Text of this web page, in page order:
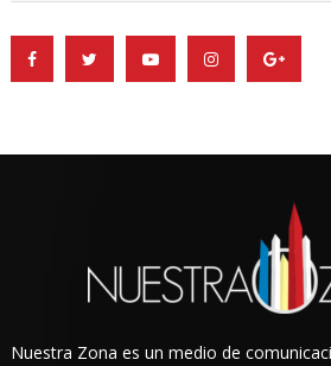
Nuestra Zona es un medio de